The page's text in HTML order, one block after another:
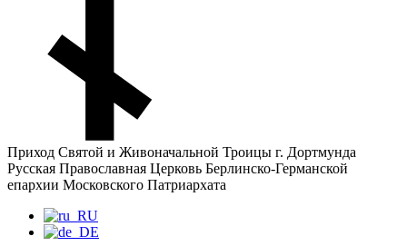
Приход Святой и Живоначальной Троицы г. Дортмунда
Русская Православная Церковь Берлинско-Германской
епархии Московского Патриархата